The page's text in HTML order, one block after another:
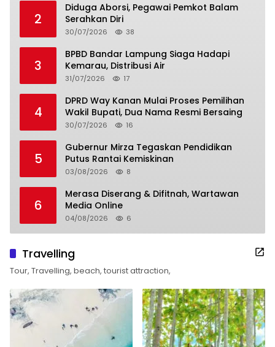
2
Diduga Aborsi, Pegawai Pemkot Balam
Serahkan Diri
30/07/2026 38
3
BPBD Bandar Lampung Siaga Hadapi
Kemarau, Distribusi Air
31/07/2026 17
4
DPRD Way Kanan Mulai Proses Pemilihan
Wakil Bupati, Dua Nama Resmi Bersaing
30/07/2026 16
5
Gubernur Mirza Tegaskan Pendidikan
Putus Rantai Kemiskinan
03/08/2026 8
6
Merasa Diserang & Difitnah, Wartawan
Media Online
04/08/2026 6
Travelling
Tour, Travelling, beach, tourist attraction,